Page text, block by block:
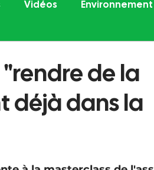
Vidéos Environnement
Grand entretien
de la
déjà dans la